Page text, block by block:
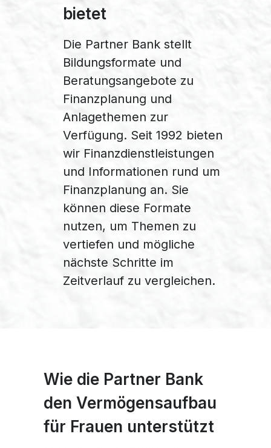
bietet
Die Partner Bank stellt
Bildungsformate und
Beratungsangebote zu
Finanzplanung und
Anlagethemen zur
Verfügung. Seit 1992 bieten
wir Finanzdienstleistungen
und Informationen rund um
Finanzplanung an. Sie
können diese Formate
nutzen, um Themen zu
vertiefen und mögliche
nächste Schritte im
Zeitverlauf zu vergleichen.
Wie die Partner Bank
den Vermögensaufbau
für Frauen unterstützt